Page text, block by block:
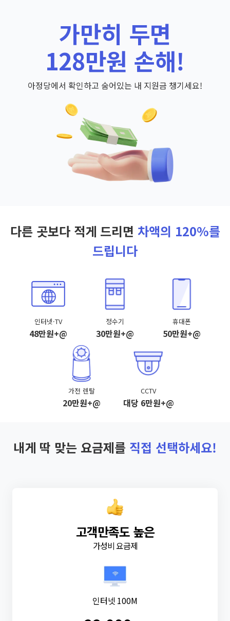
가만히 두면
128만원 손해!
아정당에서 확인하고 숨어있는 내 지원금 챙기세요!
다른 곳보다 적게 드리면 차액의 120%를
드립니다
인터넷·TV
48만원+@
정수기
30만원+@
휴대폰
50만원+@
가전 렌탈
20만원+@
CCTV
대당 6만원+@
내게 딱 맞는 요금제를 직접 선택하세요!
고객만족도 높은
가성비 요금제
인터넷 100M